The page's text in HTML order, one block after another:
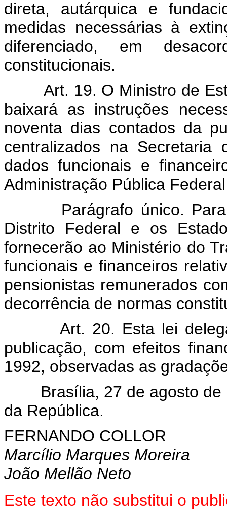
direta, autárquica e
medidas necessárias à
diferenciado, em
constitucionais.
Art. 19. O Ministro de
baixará as instruções
noventa dias contados da
centralizados na Secretaria
dados funcionais e
Administração Pública
Parágrafo único.
Distrito Federal e os
fornecerão ao Ministério do
funcionais e financeiros
pensionistas remunerados
decorrência de normas
Art. 20. Esta lei
publicação, com efeitos
1992, observadas as
Brasília, 27 de agosto de
da República.
FERNANDO COLLOR
Marcílio Marques Moreira
João Mellão Neto
Este texto não substitui o